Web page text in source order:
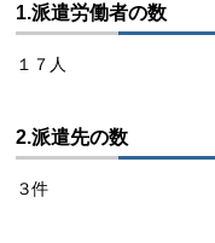
1.派遣労働者の数
１７人
2.派遣先の数
３件